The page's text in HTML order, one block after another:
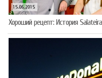
15.06.2015
Хороший рецепт: История Salateira